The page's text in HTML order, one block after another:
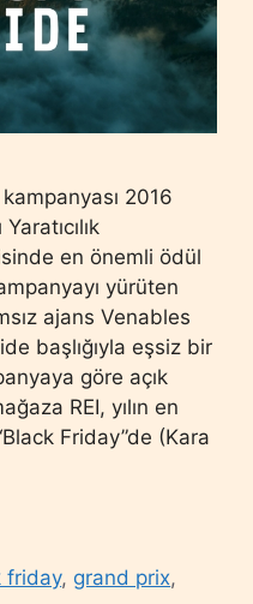
2016
en önemli ödül
yürüten
ajans Venables
başlığıyla eşsiz bir
göre açık
REI, yılın en
Friday”de (Kara
friday, grand prix,